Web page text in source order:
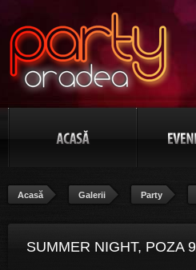
Acasă Galerii Party
SUMMER NIGHT, POZA